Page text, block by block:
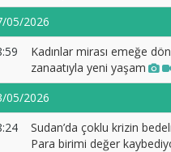
05/2026
Kadınlar mirası emeğe
zanaatıyla yeni yaşam
05/2026
Sudan’da çoklu krizin
Para birimi değer